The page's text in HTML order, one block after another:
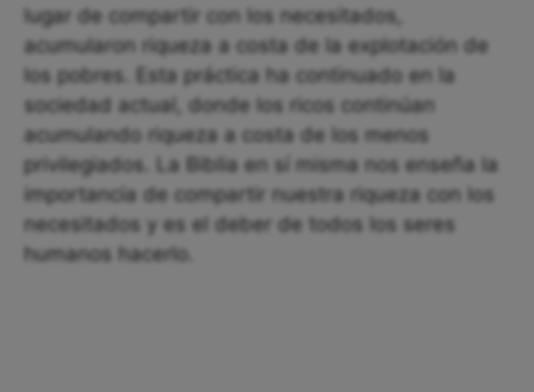
lugar de compartir con los necesitados,
acumularon riqueza a costa de la explotación de
los pobres. Esta práctica ha continuado en la
sociedad actual, donde los ricos continúan
acumulando riqueza a costa de los menos
privilegiados. La Biblia en sí misma nos enseña la
importancia de compartir nuestra riqueza con los
necesitados y es el deber de todos los seres
humanos hacerlo.